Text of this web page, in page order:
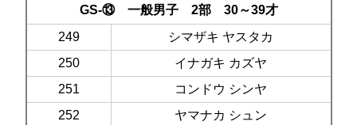
GS-⑬ 一般男子 2部 30～39才
249
シマザキ ヤスタカ
250
イナガキ カズヤ
251
コンドウ シンヤ
252
ヤマナカ シュン